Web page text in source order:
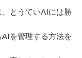
とうていAIには勝
を管理する方法を